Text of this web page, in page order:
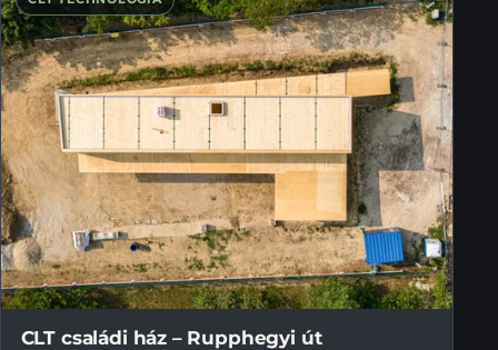
CLT családi ház – Rupphegyi út